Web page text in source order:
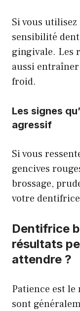
Si vous
sensibilité
gingivale. Les
aussi
froid.
Les signes
agressif
Si vous
gencives
brossage,
votre
Dentifrice
résultats
attendre ?
Patience est
sont